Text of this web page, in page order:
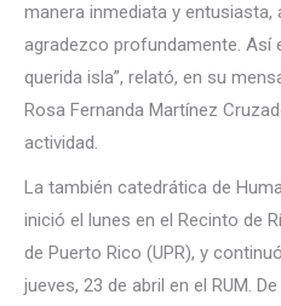
manera inmediata y entusiasta,
agradezco profundamente. Así
querida isla”, relató, en su
Rosa Fernanda Martínez
actividad.
La también catedrática de
inició el lunes en el Recinto de
de Puerto Rico (UPR), y
jueves, 23 de abril en el RUM.